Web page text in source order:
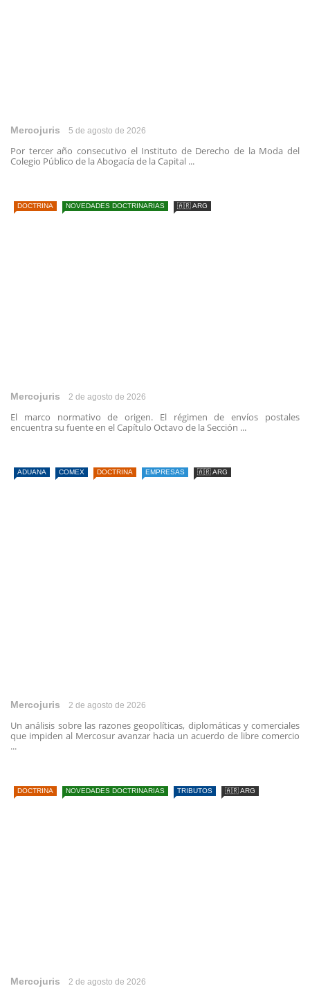
Mercojuris 5 de agosto de 2026
Por tercer año consecutivo el Instituto de Derecho de la Moda del
Colegio Público de la Abogacía de la Capital ...
DOCTRINA NOVEDADES DOCTRINARIAS 🇦🇷 ARG
Mercojuris 2 de agosto de 2026
El marco normativo de origen. El régimen de envíos postales
encuentra su fuente en el Capítulo Octavo de la Sección ...
ADUANA COMEX DOCTRINA EMPRESAS 🇦🇷 ARG
Mercojuris 2 de agosto de 2026
Un análisis sobre las razones geopolíticas, diplomáticas y comerciales
que impiden al Mercosur avanzar hacia un acuerdo de libre comercio
...
DOCTRINA NOVEDADES DOCTRINARIAS TRIBUTOS 🇦🇷 ARG
Mercojuris 2 de agosto de 2026